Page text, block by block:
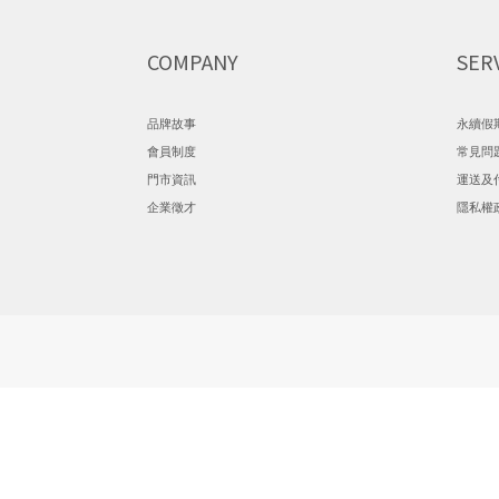
COMPANY
品牌故事
會員制度
門市資訊
企業徵才
永續假
常見問
運送及
隱私權